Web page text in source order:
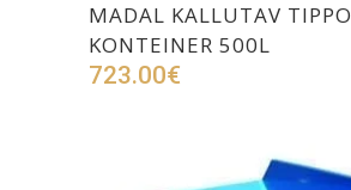
MADAL KALLUTAV TIPPO
KONTEINER 500L
723.00€